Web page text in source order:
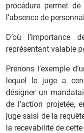
procédure permet
l’absence de
D’où l’importance
représentant valable
Prenons l’exemple
lequel le juge a
désigner un
de l’action projetée,
juge saisi de la
la recevabilité de